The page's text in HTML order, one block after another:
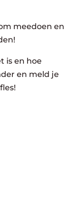
meedoen en
is en hoe
en meld je